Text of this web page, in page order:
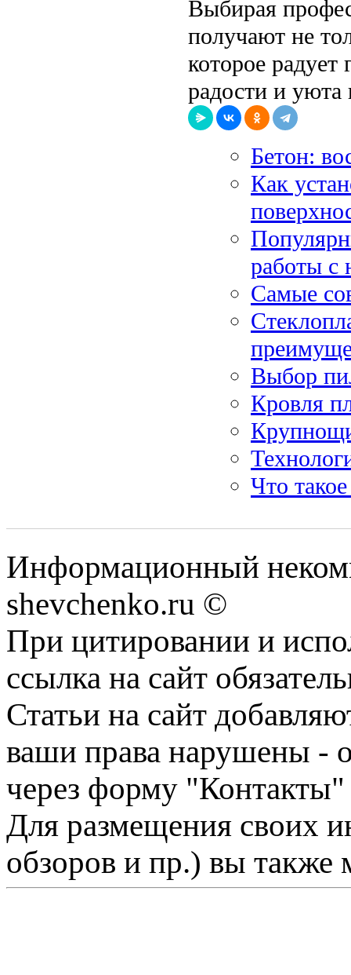
Выбирая
получают не
которое радует
радости и уюта
Бетон:
Как
работы с
Самые
Выбор
Кровля
Что
Информационный
shevchenko.ru ©
При цитировании и
ссылка на сайт
Статьи на сайт
ваши права нарушены -
через форму "Контакты"
Для размещения своих
обзоров и пр.) вы также